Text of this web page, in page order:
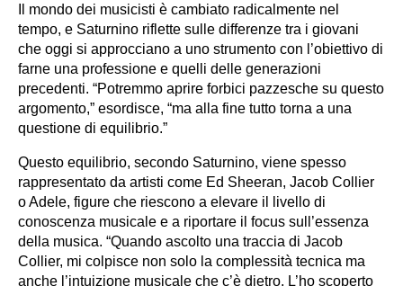
Il mondo dei musicisti è cambiato radicalmente nel
tempo, e Saturnino riflette sulle differenze tra i giovani
che oggi si approcciano a uno strumento con l’obiettivo di
farne una professione e quelli delle generazioni
precedenti. “Potremmo aprire forbici pazzesche su questo
argomento,” esordisce, “ma alla fine tutto torna a una
questione di equilibrio.”
Questo equilibrio, secondo Saturnino, viene spesso
rappresentato da artisti come Ed Sheeran, Jacob Collier
o Adele, figure che riescono a elevare il livello di
conoscenza musicale e a riportare il focus sull’essenza
della musica. “Quando ascolto una traccia di Jacob
Collier, mi colpisce non solo la complessità tecnica ma
anche l’intuizione musicale che c’è dietro. L’ho scoperto